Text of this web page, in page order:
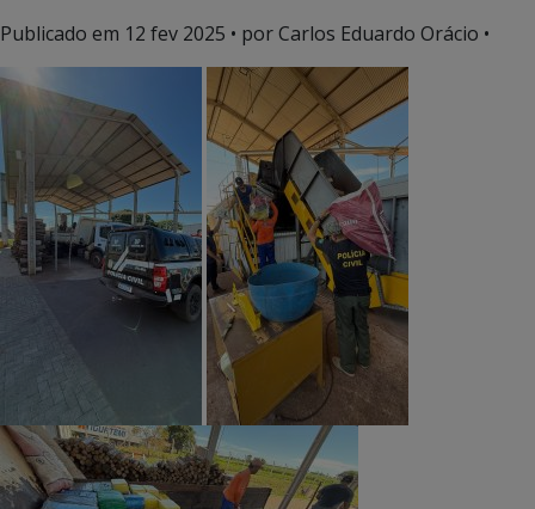
Publicado em 12 fev 2025 • por Carlos Eduardo Orácio •